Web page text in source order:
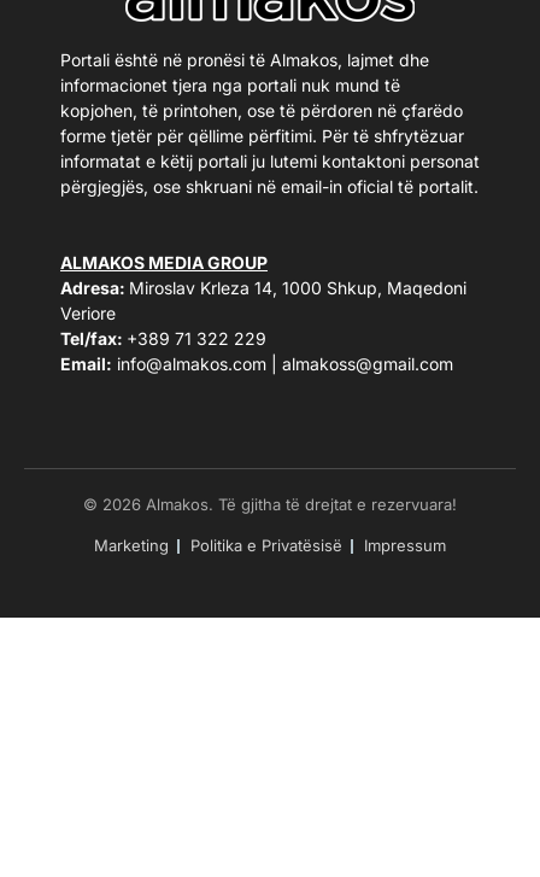
Portali është në pronësi të Almakos, lajmet dhe
informacionet tjera nga portali nuk mund të
kopjohen, të printohen, ose të përdoren në çfarëdo
forme tjetër për qëllime përfitimi. Për të shfrytëzuar
informatat e këtij portali ju lutemi kontaktoni personat
përgjegjës, ose shkruani në email-in oficial të portalit.
ALMAKOS MEDIA GROUP
Adresa: Miroslav Krleza 14, 1000 Shkup, Maqedoni
Veriore
Tel/fax: +389 71 322 229
Email: info@almakos.com almakoss@gmail.com
© 2026 Almakos. Të gjitha të drejtat e rezervuara!
Marketing Politika e Privatësisë Impressum